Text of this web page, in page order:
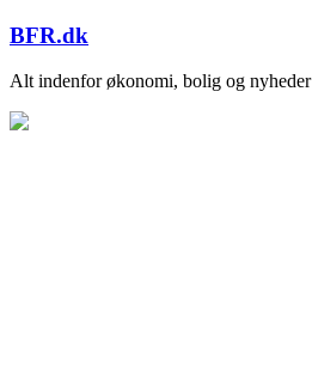
Skip
content
BFR.dk
Alt indenfor økonomi, bolig og nyheder